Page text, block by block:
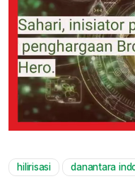
hilirisasi danantara